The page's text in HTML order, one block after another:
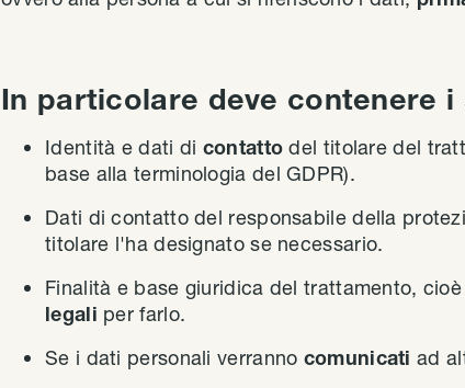
In particolare deve contenere i
Identità e dati di contattodel titolare del
base alla terminologia del GDPR).
Dati di contatto del responsabile della
titolare l'ha designato se necessario.
Finalità e base giuridica del trattamento, cioè
legali per farlo.
Se i dati personali verranno comunicatiad